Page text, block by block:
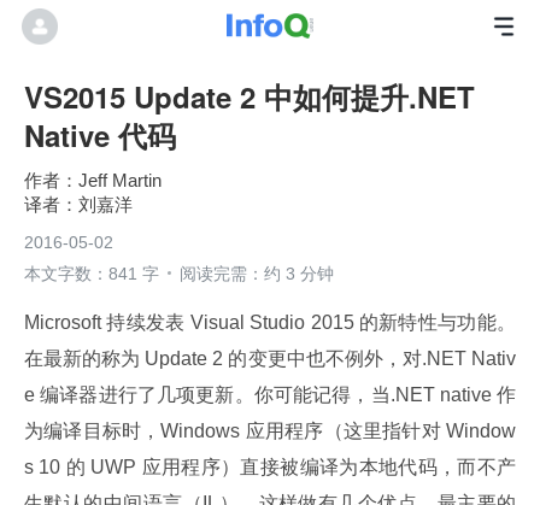
VS2015 Update 2 中如何提升.NET
Native 代码
Jeff Martin
刘嘉洋
2016-05-02
本文字数：841 字
阅读完需：约 3 分钟
Microsoft 持续发表 Visual Studio 2015 的新特性与功能。
在最新的称为 Update 2 的变更中也不例外，对.NET Nativ
e 编译器进行了几项更新。你可能记得，当.NET native 作
为编译目标时，Windows 应用程序（这里指针对 Window
s 10 的 UWP 应用程序）直接被编译为本地代码，而不产